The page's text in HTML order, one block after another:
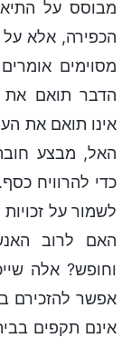
מבוסס על
הכפירה, אלא
מסוימים
הדבר תואם את
אינו תואם את
האל, מבצע
כדי להרוויח
לשמור על
האם לרוב
וחופש? אלה
אפשר להזכירם
אינם תקפים